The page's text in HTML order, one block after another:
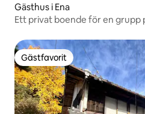
Gästhus i Ena
Ett privat boende för en grupp
Gästfavorit
Gästfavorit